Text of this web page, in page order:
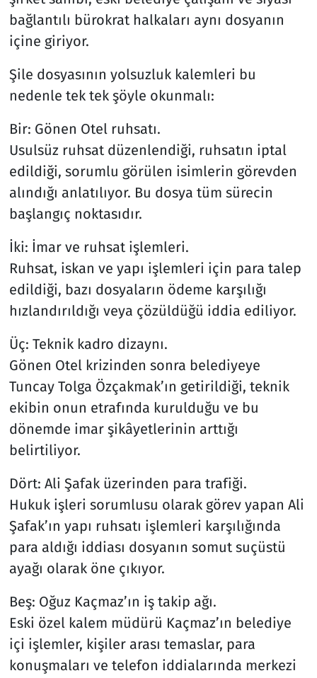
bağlantılı bürokrat halkaları aynı dosyanın
içine giriyor.
Şile dosyasının yolsuzluk kalemleri bu
nedenle tek tek şöyle okunmalı:
Bir: Gönen Otel ruhsatı.
Usulsüz ruhsat düzenlendiği, ruhsatın iptal
edildiği, sorumlu görülen isimlerin görevden
alındığı anlatılıyor. Bu dosya tüm sürecin
başlangıç noktasıdır.
İki: İmar ve ruhsat işlemleri.
Ruhsat, iskan ve yapı işlemleri için para talep
edildiği, bazı dosyaların ödeme karşılığı
hızlandırıldığı veya çözüldüğü iddia ediliyor.
Üç: Teknik kadro dizaynı.
Gönen Otel krizinden sonra belediyeye
Tuncay Tolga Özçakmak’ın getirildiği, teknik
ekibin onun etrafında kurulduğu ve bu
dönemde imar şikâyetlerinin arttığı
belirtiliyor.
Dört: Ali Şafak üzerinden para trafiği.
Hukuk işleri sorumlusu olarak görev yapan Ali
Şafak’ın yapı ruhsatı işlemleri karşılığında
para aldığı iddiası dosyanın somut suçüstü
ayağı olarak öne çıkıyor.
Beş: Oğuz Kaçmaz’ın iş takip ağı.
Eski özel kalem müdürü Kaçmaz’ın belediye
içi işlemler, kişiler arası temaslar, para
konuşmaları ve telefon iddialarında merkezi